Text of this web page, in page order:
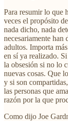
Para resumir lo que
veces el propósito
nada dicho, nada
necesariamente han
adultos. Importa
en sí ya realizado.
la obsesión si no lo
nuevas cosas. Que
y si son
las personas que
razón por la que
Como dijo Joe